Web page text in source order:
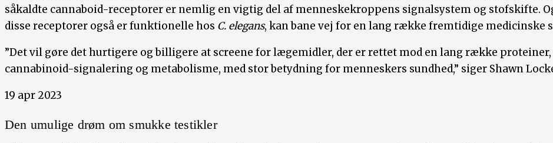
såkaldte cannaboid-receptorer er nemlig en vigtig del af menneskekroppens signalsystem og stofskifte.
disse receptorer også er funktionelle hos C. elegans, kan bane vej for en lang række fremtidige medicinske
”Det vil gøre det hurtigere og billigere at screene for lægemidler, der er rettet mod en lang række
cannabinoid-signalering og metabolisme, med stor betydning for menneskers sundhed,” siger Shawn
19 apr 2023
Den umulige drøm om smukke testikler